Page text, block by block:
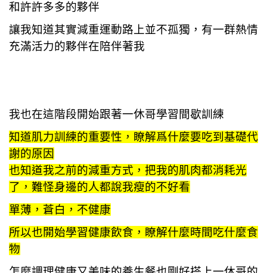
和許許多多的夥伴
讓我知道其實減重運動路上並不孤獨，有一群熱情
充滿活力的夥伴在陪伴著我
我也在這階段開始跟著一休哥學習間歇訓練
知道肌力訓練的重要性，瞭解爲什麼要吃到基礎代
謝的原因
也知道我之前的減重方式，把我的肌肉都消耗光
了，難怪身邊的人都說我瘦的不好看
單薄，蒼白，不健康
所以也開始學習健康飲食，瞭解什麼時間吃什麼食
物